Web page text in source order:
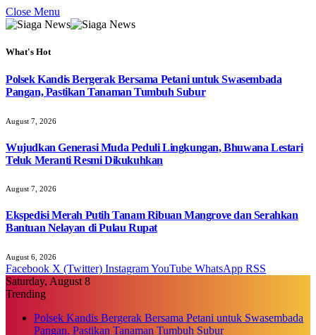
Close Menu
What's Hot
Polsek Kandis Bergerak Bersama Petani untuk Swasembada
Pangan, Pastikan Tanaman Tumbuh Subur
August 7, 2026
Wujudkan Generasi Muda Peduli Lingkungan, Bhuwana Lestari
Teluk Meranti Resmi Dikukuhkan
August 7, 2026
Ekspedisi Merah Putih Tanam Ribuan Mangrove dan Serahkan
Bantuan Nelayan di Pulau Rupat
August 6, 2026
Facebook X (Twitter) InstagramYouTube WhatsApp RSS
Saturday, August 8
Trending
Polsek Kandis Bergerak Bersama Petani untuk Swasembada
Pangan, Pastikan Tanaman Tumbuh Subur